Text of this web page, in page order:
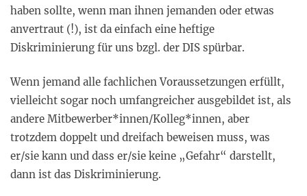
haben sollte, wenn man ihnen jemanden oder etwas
anvertraut (!), ist da einfach eine heftige
Diskriminierung für uns bzgl. der DIS spürbar.
Wenn jemand alle fachlichen Voraussetzungen erfüllt,
vielleicht sogar noch umfangreicher ausgebildet ist, als
andere Mitbewerber*innen/Kolleg*innen, aber
trotzdem doppelt und dreifach beweisen muss, was
er/sie kann und dass er/sie keine „Gefahr“ darstellt,
dann ist das Diskriminierung.